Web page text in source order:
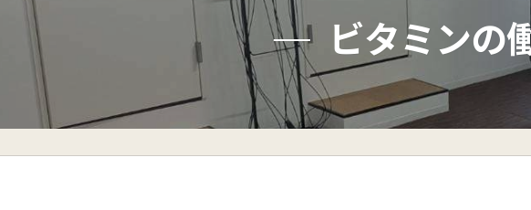
初めての方へビタミンの